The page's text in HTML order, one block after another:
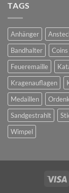
TAGS
Anhänger
Bandhalter
Coins
Feueremaille
Kragenauflagen
Medaillen
Sandgestrahlt
Wimpel